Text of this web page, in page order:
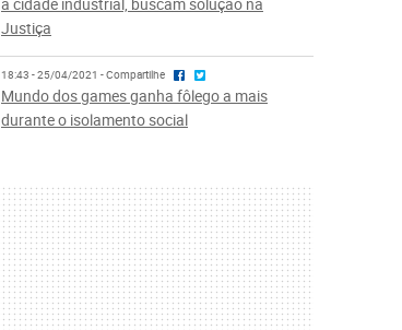
Justiça
18:43 - 25/04/2021 - Compartilhe
Mundo dos games ganha fôlego a mais
durante o isolamento social